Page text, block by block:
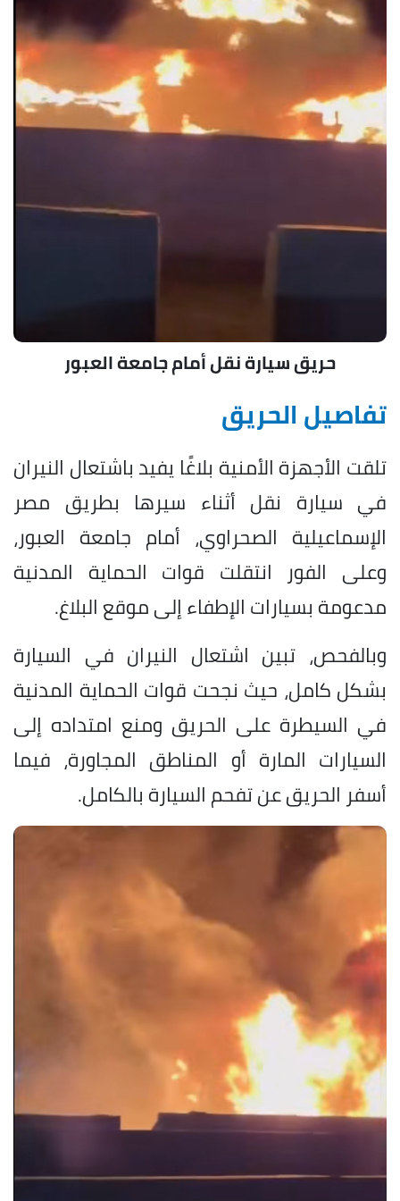
حريق سيارة نقل أمام جامعة العبور
تفاصيل الحريق
تلقت الأجهزة الأمنية بلاغًا يفيد باشتعال النيران
في سيارة نقل أثناء سيرها بطريق مصر
الإسماعيلية الصحراوي، أمام جامعة العبور،
وعلى الفور انتقلت قوات الحماية المدنية
مدعومة بسيارات الإطفاء إلى موقع البلاغ.
وبالفحص، تبين اشتعال النيران في السيارة
بشكل كامل، حيث نجحت قوات الحماية المدنية
في السيطرة على الحريق ومنع امتداده إلى
السيارات المارة أو المناطق المجاورة، فيما
أسفر الحريق عن تفحم السيارة بالكامل.